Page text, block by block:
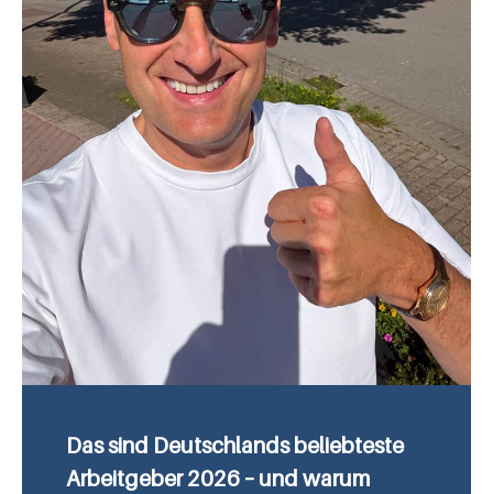
Das sind Deutschlands beliebteste
Arbeitgeber 2026 – und warum